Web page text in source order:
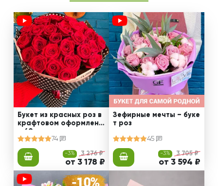
Букет из красных роз в
крафтовом оформлени
и 60 см
74
-3% 3 276 ₽
от 3 178 ₽
Зефирные мечты – буке
т роз
45
-3% 3 705 ₽
от 3 594 ₽